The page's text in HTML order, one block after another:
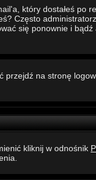
który dostałeś po
Często
się ponownie i bądź
przejdź na stronę
kliknij w odnośnik